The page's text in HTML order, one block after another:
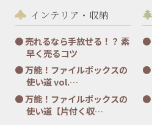
インテリア・収納
売れるなら手放せる！？ 素
早く売るコツ
万能！ファイルボックスの
使い道 vol.…
万能！ファイルボックスの
使い道【片付く収…